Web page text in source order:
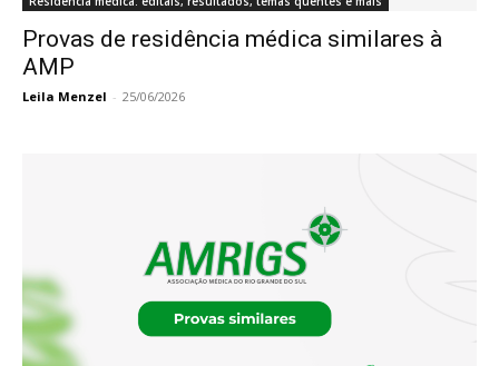
Provas de residência médica similares à
AMP
Leila Menzel - 25/06/2026